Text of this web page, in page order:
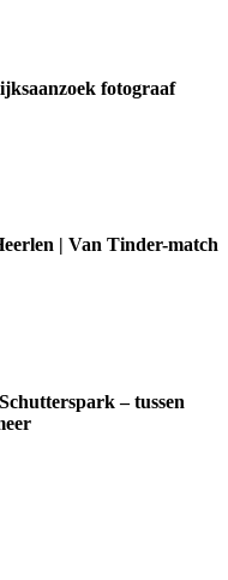
fotograaf
| Van Tinder-match
– tussen